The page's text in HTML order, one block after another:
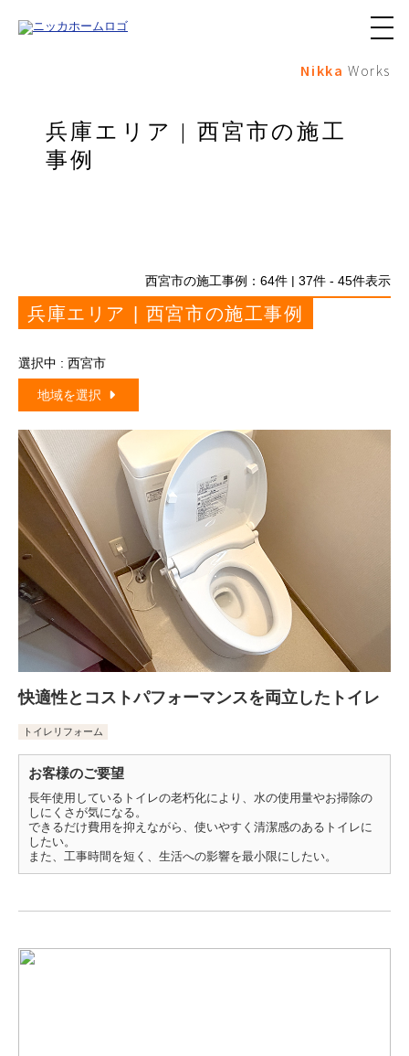
メ
ュ
Nikka Works
兵庫エリア | 西宮市の施工
事例
西宮市の施工事例： 64件 | 37件 - 45件表示
兵庫エリア | 西宮市の施工事例
選択中 : 西宮市
地域を選択
快適性とコストパフォーマンスを両立したトイレ
トイレリフォーム
お客様のご要望
長年使用しているトイレの老朽化により、水の使用量やお掃除の
しにくさが気になる。
できるだけ費用を抑えながら、使いやすく清潔感のあるトイレに
したい。
また、工事時間を短く、生活への影響を最小限にしたい。